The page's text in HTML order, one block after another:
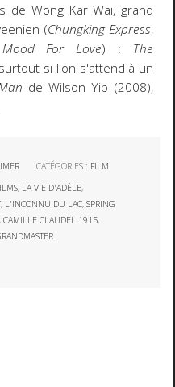
de Wong Kar Wai, grand
(Chungking Express,
For Love) : The
si l'on s'attend à un
de Wilson Yip (2008),
CATÉGORIES : FILM
, LA VIE D'ADÈLE,
, L'INCONNU DU LAC,SPRING
,CAMILLE CLAUDEL 1915,